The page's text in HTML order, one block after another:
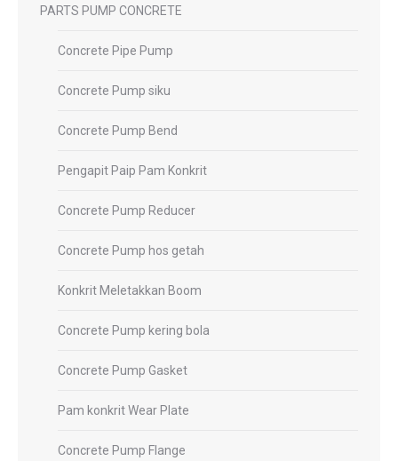
PARTS PUMP CONCRETE
Concrete Pipe Pump
Concrete Pump siku
Concrete Pump Bend
Pengapit Paip Pam Konkrit
Concrete Pump Reducer
Concrete Pump hos getah
Konkrit Meletakkan Boom
Concrete Pump kering bola
Concrete Pump Gasket
Pam konkrit Wear Plate
Concrete Pump Flange